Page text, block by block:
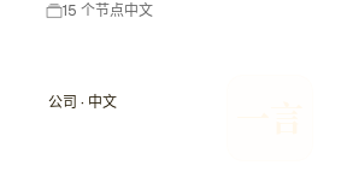
15 个节点中文
公司 · 中文